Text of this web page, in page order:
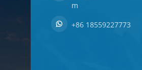
m
+86 18559227773